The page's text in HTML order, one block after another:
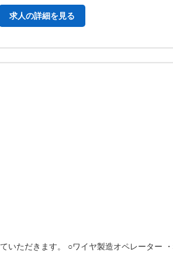
求人の詳細を見る
ただきます。 ○ワイヤ製造オペレーター